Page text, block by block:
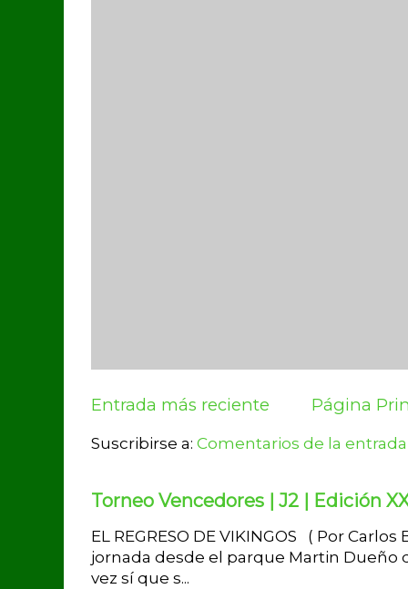
Entrada más reciente Página
Suscribirse a: Comentarios de la
Torneo Vencedores | J2 | Edición
EL REGRESO DE VIKINGOS ( Por
jornada desde el parque Martin Dueño
vez sí que s...